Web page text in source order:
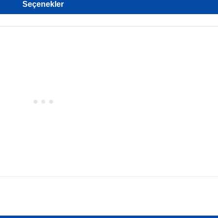
Seçenekler